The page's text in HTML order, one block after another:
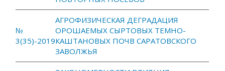
№
3(35)-2019
АГРОФИЗИЧЕСКАЯ ДЕГРАДАЦИЯ
ОРОШАЕМЫХ СЫРТОВЫХ ТЕМНО-
КАШТАНОВЫХ ПОЧВ САРАТОВСКОГО
ЗАВОЛЖЬЯ